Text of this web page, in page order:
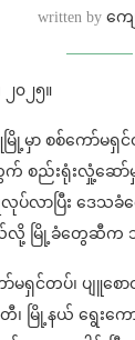
written by ကျ
၂၀၂၅။
မြို့မှာ စစ်ကော်မ
တွက် စည်းရုံးလှုံ့ဆေ
ပ်လာပြီး ဒေသခံတွ
မြို့ခံတွေဆီက
မရှင်တပ်၊ ပျူစေ
တီ၊ မြို့နယ် ရွေး